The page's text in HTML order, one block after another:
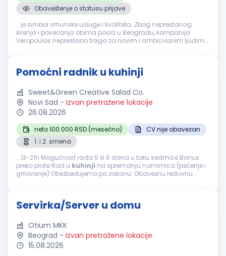
Obaveštenje o statusu prijave
...je simbol vrhunske usluge i kvaliteta. Zbog neprestanog
širenja i povećanja obima posla u Beogradu, kompanija
Veropoulos neprestano traga za novim i ambicioznim ljudima
Pomoćni radnik u kuhinji
Sweet&Green Creative Salad Co.
Novi Sad - Izvan pretražene lokacije
26.08.2026
neto 100.000 RSD (mesečno)
CV nije obavezan
1. i 2. smena
...13-21h Mogućnost rada 5 ili 6 dana u toku sedmice Bonus
preko plate Rad u kuhinji na spremanju namirnica (pečenje i
grilovanje) Obezbeđujemo po zakonu: Obaveznu redovnu
Servirka/Server u domu
Otium MKK
Beograd - Izvan pretražene lokacije
15.08.2026